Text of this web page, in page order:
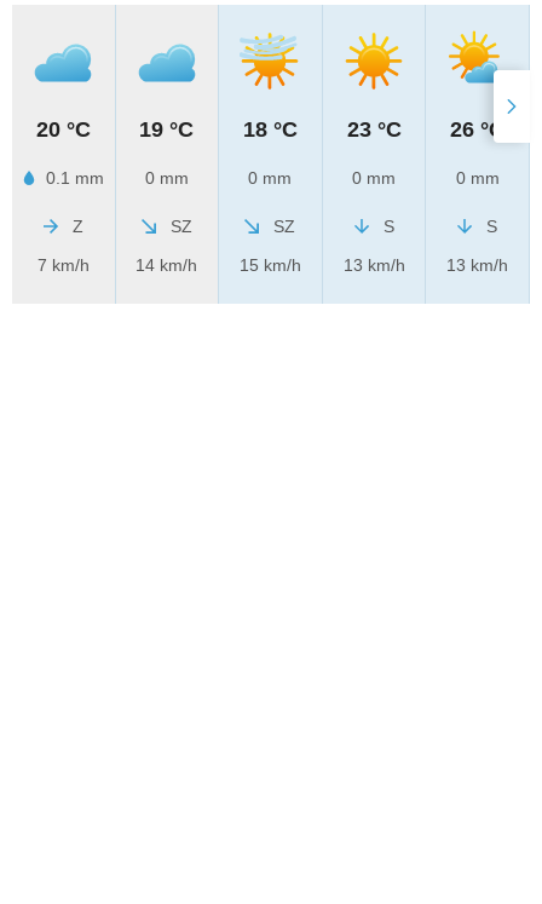
20 °C
0.1 mm
Z
7 km/h
19 °C
0 mm
SZ
14 km/h
18 °C
0 mm
SZ
15 km/h
23 °C
0 mm
S
13 km/h
26 °C
0 mm
S
13 km/h